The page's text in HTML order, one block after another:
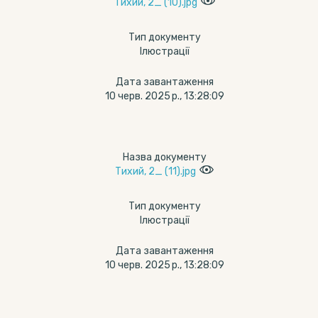
Тихий, 2_ (10).jpg
Тип документу
Ілюстрації
Дата завантаження
10 черв. 2025 р., 13:28:09
Назва документу
Тихий, 2_ (11).jpg
Тип документу
Ілюстрації
Дата завантаження
10 черв. 2025 р., 13:28:09